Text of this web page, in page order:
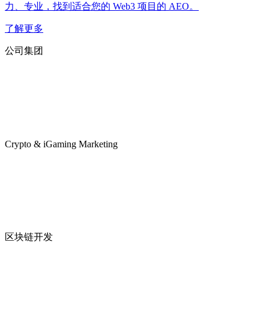
力、专业，找到适合您的 Web3 项目的 AEO。
了解更多
公司集团
Crypto & iGaming Marketing
区块链开发